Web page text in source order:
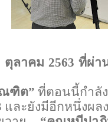
ลาคม 2563 ที่ผ่า
ฑิต” ที่ตอนนี้กำลั
ละยังมีอีกหนึ่งผล